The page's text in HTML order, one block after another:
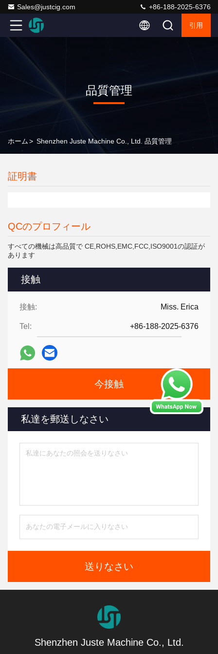
Sales@justcig.com +86-188-2025-6376
引用
品質管理
ホーム> Shenzhen Juste Machine Co., Ltd. 品質管理
接触
接触: Miss. Erica
Tel: +86-188-2025-6376
今接触
私達を郵送しなさい
送りなさい
証明書
QCのプロフィール
すべての機械は高品質で CE,ROHS,EMC,FCC,ISO9001の認証が
あります
Shenzhen Juste Machine Co., Ltd.